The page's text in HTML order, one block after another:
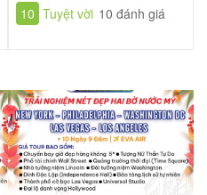
10 Tuyệt vời 10 đánh giá